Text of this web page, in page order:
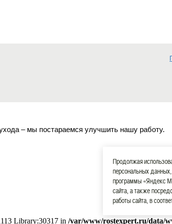
– мы постараемся улучшить нашу работу.
Library:30317 in /var/www/rostexpert.ru/data/
Продолжая
персональных
программы «Яндекс
сайта, а также
работы сайта, в